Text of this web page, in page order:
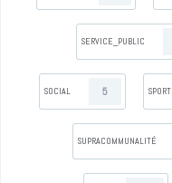
SERVICE_PUBLIC
SOCIAL 5 SPORT
SUPRACOMMUNALITÉ